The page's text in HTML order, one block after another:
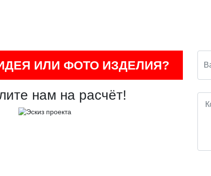
ИЛИ ФОТО ИЗДЕЛИЯ?
нам на расчёт!